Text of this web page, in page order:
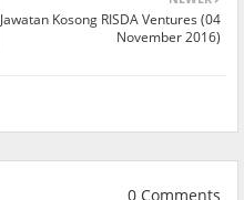
Jawatan Kosong RISDA Ventures (04
November 2016)
0 Comments